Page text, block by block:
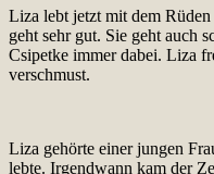
Liza lebt jetzt mit dem
geht sehr gut. Sie geht auch
Csipetke immer dabei. Liza
verschmust.
Liza gehörte einer jungen
lebte. Irgendwann kam der